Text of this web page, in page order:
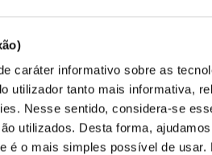
caráter informativo sobre as
utilizador tanto mais informativa,
Nesse sentido, considera-se
utilizados. Desta forma,
é o mais simples possível de